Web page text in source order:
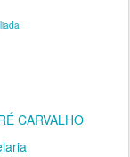
CARVALHO